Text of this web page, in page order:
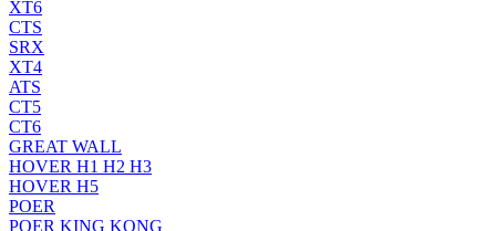
XT6
CTS
SRX
XT4
ATS
CT5
CT6
GREAT WALL
HOVER H1 H2 H3
HOVER H5
POER
POER KING KONG